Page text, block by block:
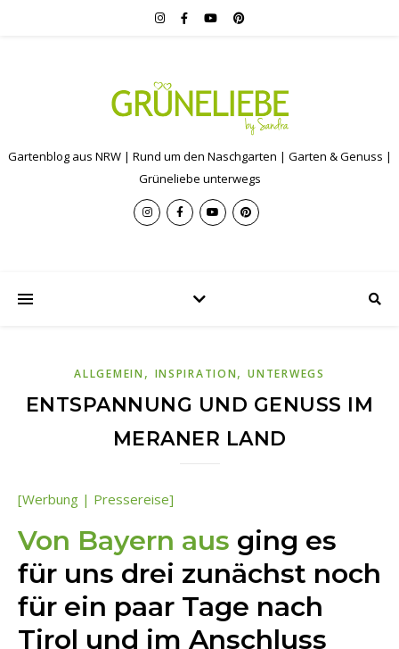
Gartenblog aus NRW | Rund um den Naschgarten | Garten & Genuss |
Grüneliebe unterwegs
ALLGEMEIN , INSPIRATION,UNTERWEGS
ENTSPANNUNG UND GENUSS IM
MERANER LAND
[Werbung | Pressereise]
Von Bayern aus ging es
für uns drei zunächst noch
für ein paar Tage nach
Tirol und im Anschluss